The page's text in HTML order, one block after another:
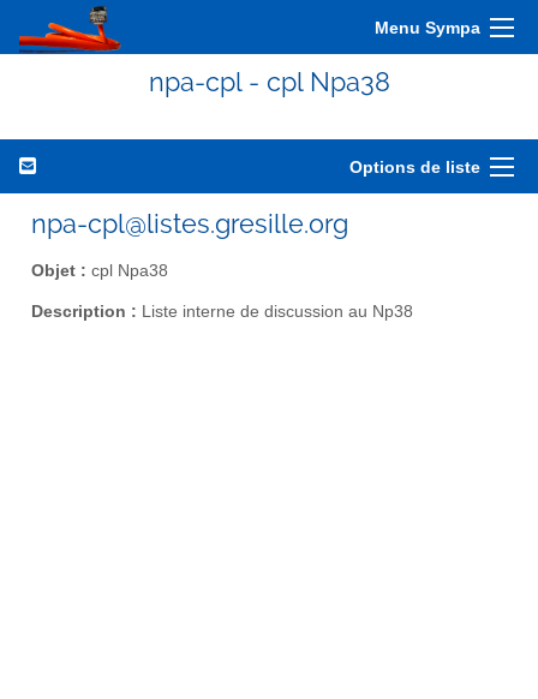
Menu Sympa
npa-cpl - cpl Npa38
Options de liste
npa-cpl@listes.gresille.org
Objet : cpl Npa38
Description : Liste interne de discussion au Np38